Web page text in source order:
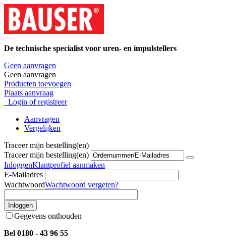
De technische specialist voor uren- en impulstellers
Geen aanvragen
Geen aanvragen
Producten toevoegen
Plaats aanvraag
Login of registreer
Aanvragen
Vergelijken
Traceer mijn bestelling(en)
Traceer mijn bestelling(en)
InloggenKlantprofiel aanmaken
E-Mailadres
WachtwoordWachtwoord vergeten?
Inloggen
Gegevens onthouden
Bel 0180 - 43 96 55